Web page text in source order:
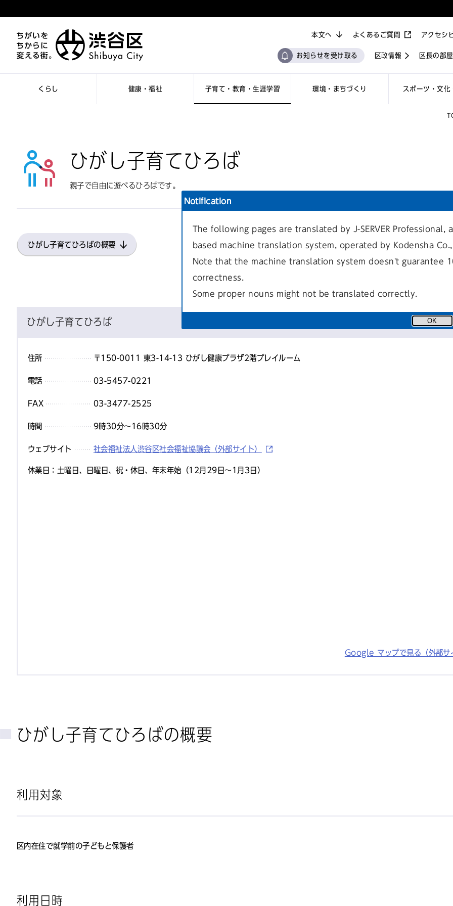
くらし 健康・福祉 子育て・教育・生涯学習 環境・まちづくり スポーツ・文化
区政情報 区長の部屋
本文へ よくあるご質問 アクセシ
お知らせを受け取る
ひがし子育てひろば
親子で自由に遊べるひろばです。
ひがし子育てひろばの概要
ひがし子育てひろば
住所 〒150-0011 東3-14-13 ひがし健康プラザ2階プレイルーム
電話 03-5457-0221
FAX 03-3477-2525
時間 9時30分～16時30分
ウェブサイト 社会福祉法人渋谷区社会福祉協議会（外部サイト）
休業日：土曜日、日曜日、祝・休日、年末年始（12月29日～1月3日）
Google マップで見る（外部
ひがし子育てひろばの概要
利用対象
区内在住で就学前の子どもと保護者
利用日時
Notification
The following pages are translated by J-SERVER Professional,
based machine translation system, operated by Kodensha
Note that the machine translation system doesn't guarantee
correctness.
Some proper nouns might not be translated correctly.
OK